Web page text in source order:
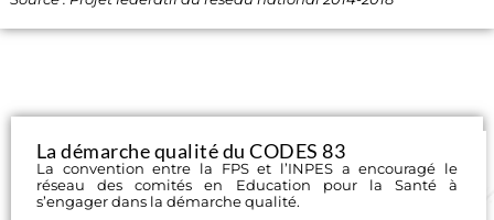
La démarche qualité du CODES 83
La convention entre la FPS et l’INPES a encouragé le
réseau des comités en Education pour la Santé à
s’engager dans la démarche qualité.